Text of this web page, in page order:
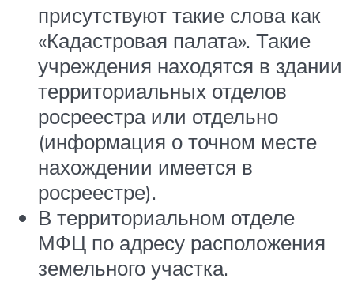
присутствуют такие слова как
«Кадастровая палата». Такие
учреждения находятся в здании
территориальных отделов
росреестра или отдельно
(информация о точном месте
нахождении имеется в
росреестре).
В территориальном отделе
МФЦ по адресу расположения
земельного участка.